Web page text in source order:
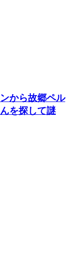
から故郷ペル
を探して謎